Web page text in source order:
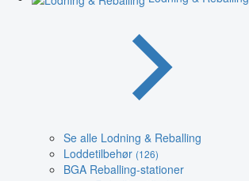
Se alle Lodning & Reballing
Loddetilbehør (126)
BGA Reballing-stationer